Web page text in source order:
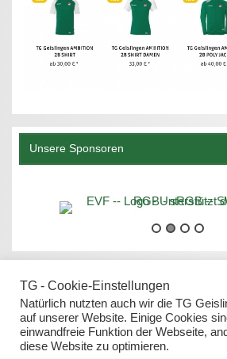
Unsere Sponsoren
Datenschutz
TG - Cookie-Einstellungen
Natürlich nutzten auch wir die TG
auf unserer Website. Einige Cookies
einwandfreie Funktion der Webseite,
diese Website zu optimieren.